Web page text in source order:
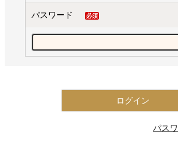
パスワード
ログイン
パス